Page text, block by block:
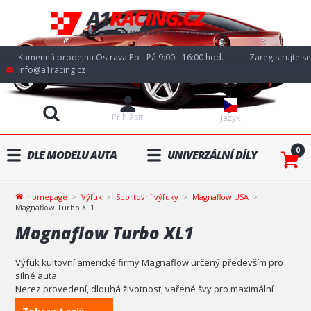
Kamenná prodejna Ostrava Po - Pá 9:00 - 16:00 hod.
info@a1racing.cz
Jazyk
Přihlásit
Zaregistrujte se
DLE MODELU AUTA UNIVERZÁLNÍ DÍLY 0
homepage Výfuk Sportovní výfuky
Magnaflow USA
Magnaflow Turbo XL1
Magnaflow Turbo XL1
Výfuk kultovní americké firmy Magnaflow určený především pro
silné auta.
Nerez provedení, dlouhá životnost, vařené švy pro maximální
odolnost a výkon klidně i 500 koní, otevřená konstrukce pro